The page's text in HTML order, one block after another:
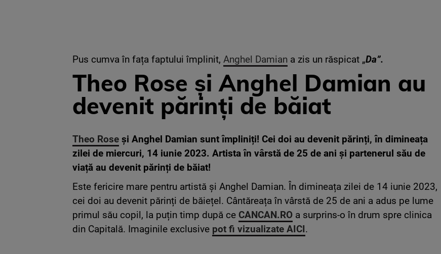
Pus cumva în fața faptului împlinit, Anghel Damian a zis un răspicat „Da”.
Theo Rose și Anghel Damian au
devenit părinți de băiat
Theo Rose și Anghel Damian sunt împliniți! Cei doi au devenit părinți, în dimineața
zilei de miercuri, 14 iunie 2023. Artista în vârstă de 25 de ani și partenerul său de
viață au devenit părinți de băiat!
Este fericire mare pentru artistă și Anghel Damian. În dimineața zilei de 14 iunie 2023,
cei doi au devenit părinți de băiețel. Cântăreața în vârstă de 25 de ani a adus pe lume
primul său copil, la puțin timp după ce CANCAN.RO a surprins-o în drum spre clinica
din Capitală. Imaginile exclusive pot fi vizualizate AICI.